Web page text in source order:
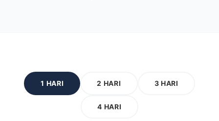
1 HARI 2 HARI 3 HARI
4 HARI